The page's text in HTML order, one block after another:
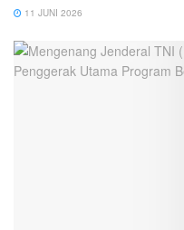
11 JUNI 2026